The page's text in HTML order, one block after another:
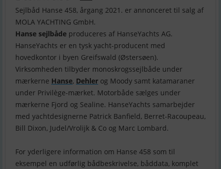
Sejlbåd Hanse 458, årgang 2021. er annonceret til salg af
Hanse sejlbåde produceres af HanseYachts AG.
HanseYachts er en tysk yacht-producent med
hovedkontor i byen Greifswald (Østersøen).
Virksomheden tilbyder monoskrogssejlbåde under
mærkerne Hanse, Dehler og Moody samt katamaraner
under Privilège-mærket. Motorbåde sælges under
mærkerne Fjord og Sealine. HanseYachts samarbejder
med yachtdesignerne Patrick Banfield, Berret-Racoupeau,
Bill Dixon, Judel/Vrolijk & Co og Marc Lombard.
For yderligere information om Hanse 458 som til
eksempel en udførlig bådbeskrivelse, båddata, komplet